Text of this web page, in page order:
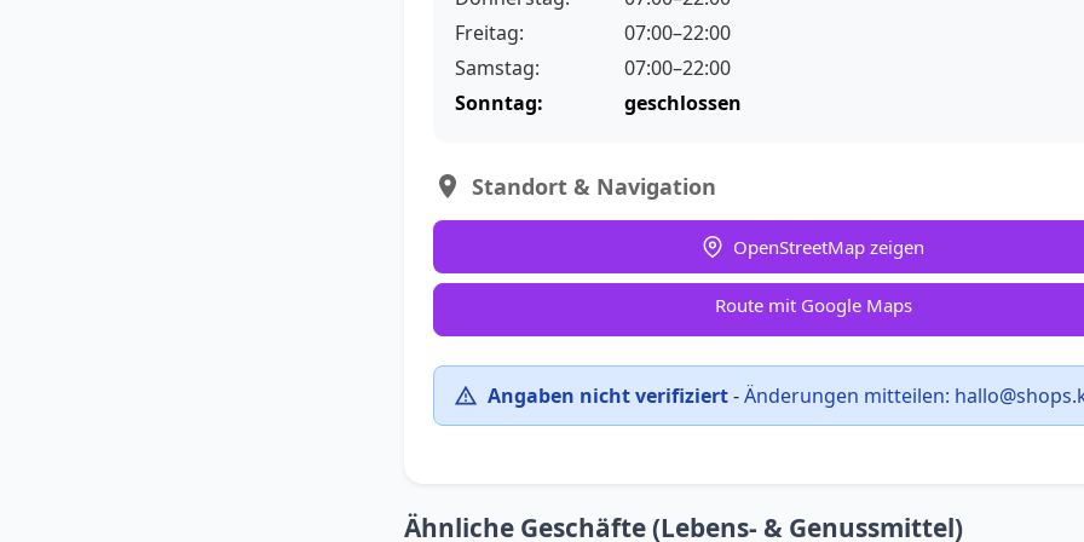
Freitag:
07:00–22:00
Samstag:
07:00–22:00
Sonntag:
geschlossen
Standort & Navigation
OpenStreetMap zeigen
Route mit Google Maps
Angaben nicht verifiziert-Änderungen mitteilen:
Ähnliche Geschäfte (Lebens- & Genussmittel)